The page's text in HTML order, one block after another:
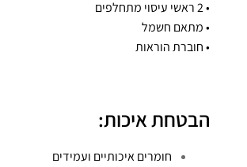
• 2 ראשי עיסוי מתחלפים
• מתאם חשמל
• חוברת הוראות
הבטחת איכות:
חומרים איכותיים ועמידים